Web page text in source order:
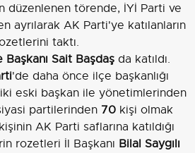
düzenlenen törende, İYİ Parti ve
ayrılarak AK Parti'ye katılanların
taktı.
Başkanı Sait Başdaşda katıldı.
'de daha önce ilçe başkanlığı
eski başkan ile yönetimlerinden
partilerinden 70kişi olmak
kişinin AK Parti saflarına katıldığı
rozetleri İl Başkanı Bilal Saygılı